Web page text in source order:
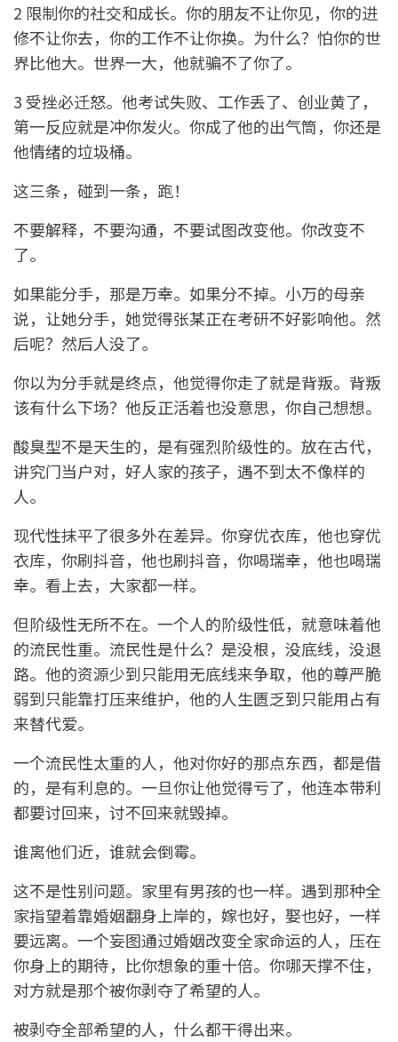
2 限制你的社交和成长。你的朋友不让你见，你的进
修不让你去，你的工作不让你换。为什么？怕你的世
界比他大。世界一大，他就骗不了你了。
3 受挫必迁怒。他考试失败、工作丢了、创业黄了，
第一反应就是冲你发火。你成了他的出气筒，你还是
他情绪的垃圾桶。
这三条，碰到一条，跑！
不要解释，不要沟通，不要试图改变他。你改变不
了。
如果能分手，那是万幸。如果分不掉。小万的母亲
说，让她分手，她觉得张某正在考研不好影响他。然
后呢？然后人没了。
你以为分手就是终点，他觉得你走了就是背叛。背叛
该有什么下场？他反正活着也没意思，你自己想想。
酸臭型不是天生的，是有强烈阶级性的。放在古代，
讲究门当户对，好人家的孩子，遇不到太不像样的
人。
现代性抹平了很多外在差异。你穿优衣库，他也穿优
衣库，你刷抖音，他也刷抖音，你喝瑞幸，他也喝瑞
幸。看上去，大家都一样。
但阶级性无所不在。一个人的阶级性低，就意味着他
的流民性重。流民性是什么？是没根，没底线，没退
路。他的资源少到只能用无底线来争取，他的尊严脆
弱到只能靠打压来维护，他的人生匮乏到只能用占有
来替代爱。
一个流民性太重的人，他对你好的那点东西，都是借
的，是有利息的。一旦你让他觉得亏了，他连本带利
都要讨回来，讨不回来就毁掉。
谁离他们近，谁就会倒霉。
这不是性别问题。家里有男孩的也一样。遇到那种全
家指望着靠婚姻翻身上岸的，嫁也好，娶也好，一样
要远离。一个妄图通过婚姻改变全家命运的人，压在
你身上的期待，比你想象的重十倍。你哪天撑不住，
对方就是那个被你剥夺了希望的人。
被剥夺全部希望的人，什么都干得出来。